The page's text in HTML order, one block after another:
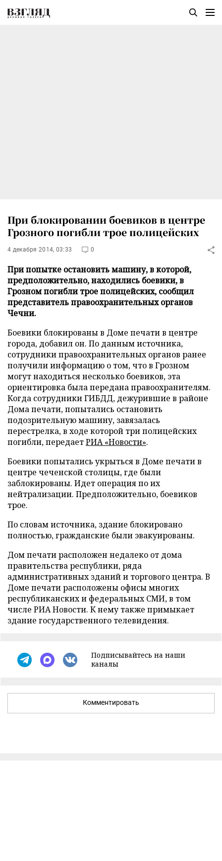
При блокировании боевиков в центре
Грозного погибли трое полицейских
4 декабря 2014, 03:33 0
При попытке остановить машину, в которой,
предположительно, находились боевики, в
Грозном погибли трое полицейских, сообщил
представитель правоохранительных органов
Чечни.
Боевики блокированы в Доме печати в центре
города, добавил он. По данным источника,
сотрудники правоохранительных органов ранее
получили информацию о том, что в Грозном
могут находиться несколько боевиков, эта
ориентировка была передана правоохранителям.
Когда сотрудники ГИБДД, дежурившие в районе
Дома печати, попытались остановить
подозрительную машину, завязалась
перестрелка, в ходе которой три полицейских
погибли, передаетРИА «Новости».
Боевики попытались укрыться в Доме печати в
центре чеченской столицы, где были
заблокированы. Идет операция по их
нейтрализации. Предположительно, боевиков
трое.
По словам источника, здание блокировано
полностью, гражданские были эвакуированы.
Дом печати расположен недалеко от дома
правительства республики, ряда
административных зданий и торгового центра. В
Доме печати расположены офисы многих
республиканских и федеральных СМИ, в том
числе РИА Новости. К нему также примыкает
здание государственного телевидения.
Подписывайтесь на наши
каналы
Комментировать